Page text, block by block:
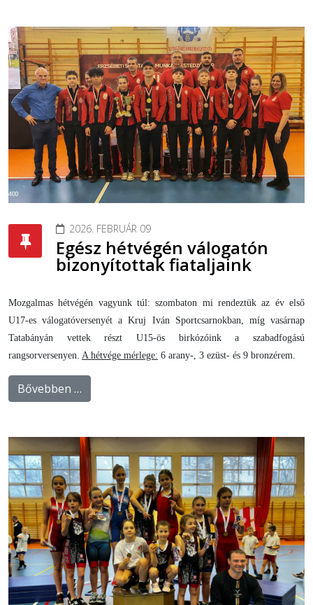
2026. FEBRUÁR 09
Egész hétvégén válogatón
bizonyítottak fiataljaink
Mozgalmas hétvégén vagyunk túl: szombaton mi rendeztük az év első
U17-es válogatóversenyét a Kruj Iván Sportcsarnokban, míg vasárnap
Tatabányán vettek részt U15-ös birkózóink a szabadfogású
rangsorversenyen. A hétvége mérlege: 6 arany-, 3 ezüst- és 9 bronzérem.
Bővebben …